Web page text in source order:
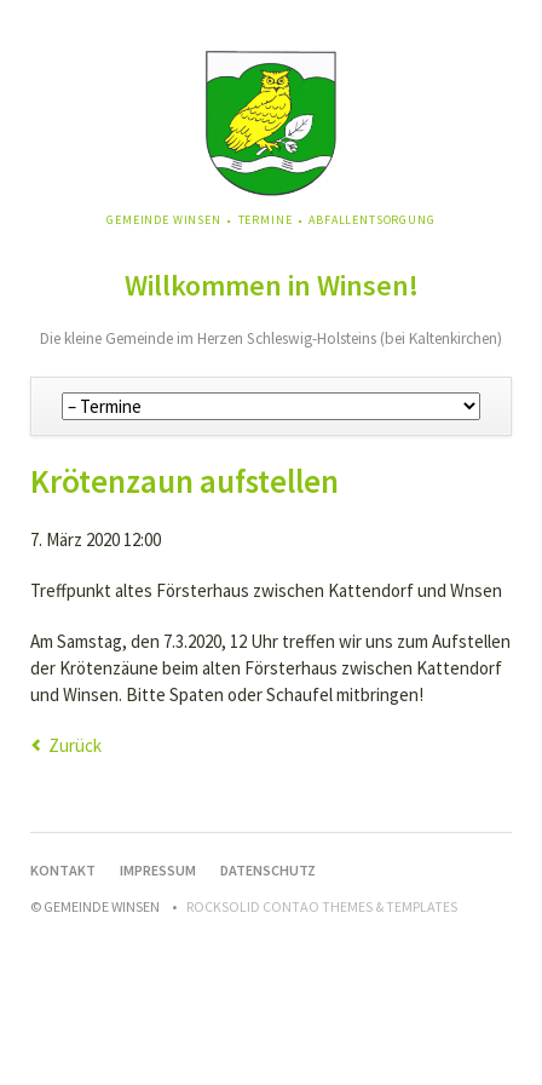
NAVIGATION
GEMEINDE WINSEN TERMINE ABFALLENTSORGUNG
Willkommen in Winsen!
Die kleine Gemeinde im Herzen Schleswig-Holsteins (bei Kaltenkirchen)
Navigation
überspringen
Krötenzaun aufstellen
7. März 2020 12:00
Treffpunkt altes Försterhaus zwischen Kattendorf und Wnsen
Am Samstag, den 7.3.2020, 12 Uhr treffen wir uns zum Aufstellen
der Krötenzäune beim alten Försterhaus zwischen Kattendorf
und Winsen. Bitte Spaten oder Schaufel mitbringen!
Zurück
NAVIGATION
KONTAKT IMPRESSUM
DATENSCHUTZ
© GEMEINDE WINSEN
ROCKSOLID CONTAO THEMES & TEMPLATES